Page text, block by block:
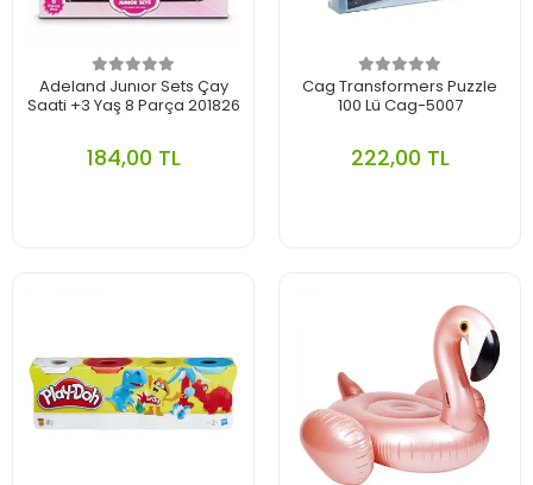
Adeland Junıor Sets Çay
Saati +3 Yaş 8 Parça 201826
184,00 TL
Cag Transformers Puzzle
100 Lü Cag-5007
222,00 TL